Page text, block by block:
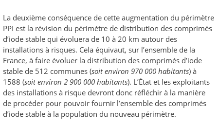
La deuxième conséquence de cette augmentation du périmètre
PPI est la révision du périmètre de distribution des comprimés
d’iode stable qui évoluera de 10 à 20 km autour des
installations à risques. Cela équivaut, sur l’ensemble de la
France, à faire évoluer la distribution des comprimés d’iode
stable de 512 communes (soit environ 970 000 habitants) à
1588 (soit environ 2 900 000 habitants). L’État et les exploitants
des installations à risque devront donc réfléchir à la manière
de procéder pour pouvoir fournir l’ensemble des comprimés
d’iode stable à la population du nouveau périmètre.